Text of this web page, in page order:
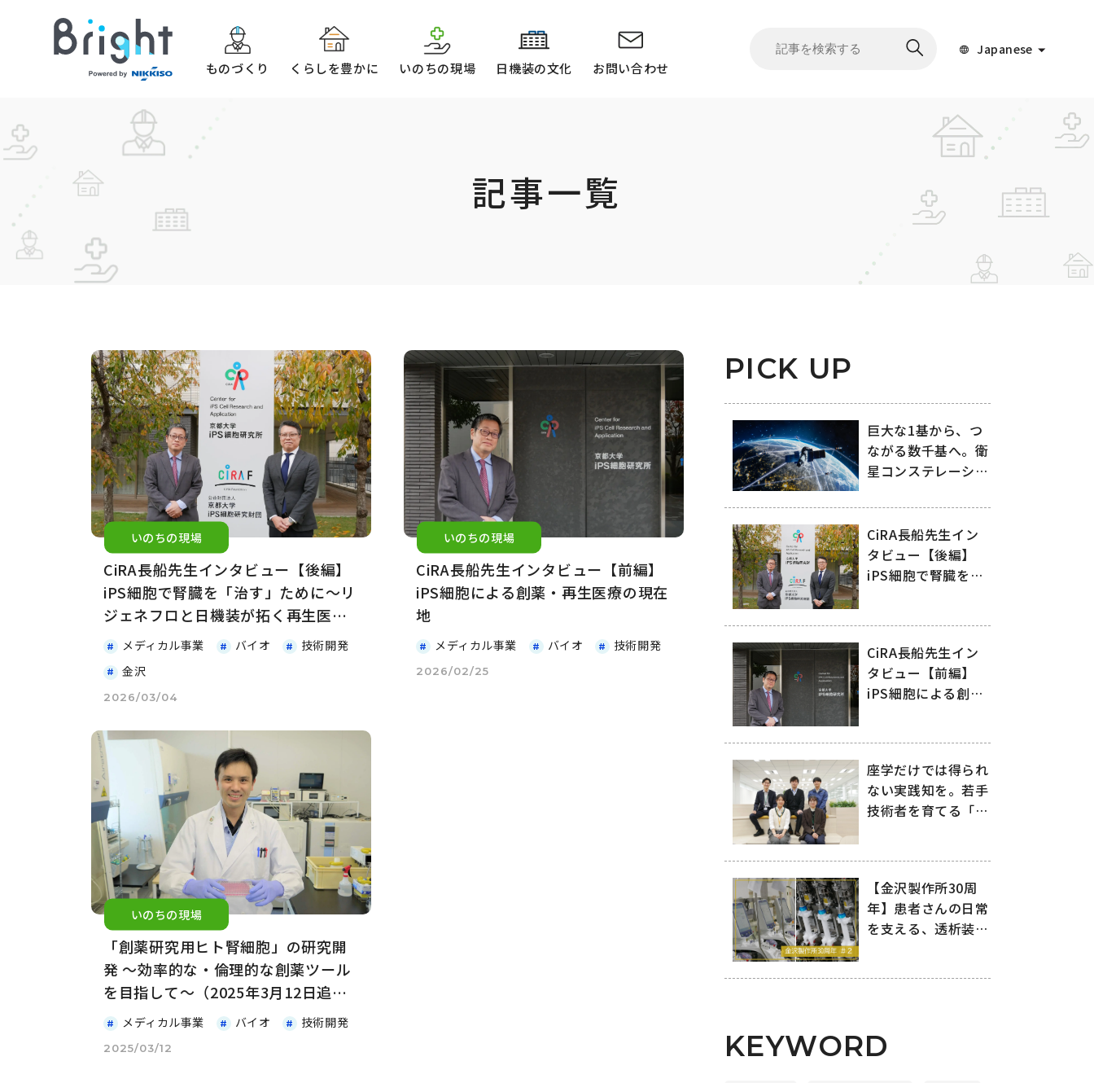
ものづくり くらしを豊かに いのちの現場 日機装の文化 お問い合わせ
Japanese
記事一覧
いのちの現場
CiRA長船先生インタビュー【後編】
iPS細胞で腎臓を「治す」ために～リ
ジェネフロと日機装が拓く再生医療
の未来～
メディカル事業 バイオ
技術開発
金沢
2026/03/04
いのちの現場
CiRA長船先生インタビュー【前編】
iPS細胞による創薬・再生医療の現在
地
メディカル事業 バイオ 技術開発
2026/02/25
いのちの現場
「創薬研究用ヒト腎細胞」の研究開
発 〜効率的な・倫理的な創薬ツール
を目指して〜（2025年3月12日追
記）メディカル事業 バイオ 技術開発
2025/03/12
PICK UP
巨大な1基から、つ
ながる数千基へ。衛
星コンステレーショ
CiRA長船先生イン
タビュー【後編】
iPS細胞で腎臓を
来～
CiRA長船先生イン
タビュー【前編】
iPS細胞による創
座学だけでは得られ
ない実践知を。若手
技術者を育てる「デ
【金沢製作所30周
年】患者さんの日常
を支える、透析装
KEYWORD